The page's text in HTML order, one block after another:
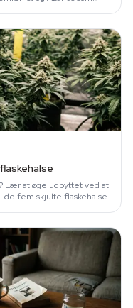
Lær at øge udbyttet ved at
de fem skjulte flaskehalse.